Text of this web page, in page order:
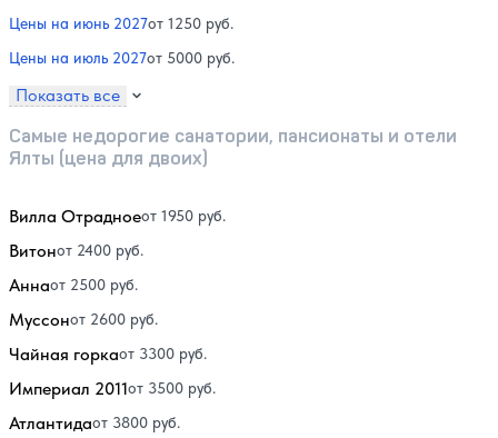
Цены на июнь 2027от 1250 руб.
Цены на июль 2027от 5000 руб.
Показать все
Самые недорогие санатории, пансионаты и отели
Ялты (цена для двоих)
Вилла Отрадноеот 1950 руб.
Витонот 2400 руб.
Аннаот 2500 руб.
Муссонот 2600 руб.
Чайная горкаот 3300 руб.
Империал 2011от 3500 руб.
Атлантидаот 3800 руб.